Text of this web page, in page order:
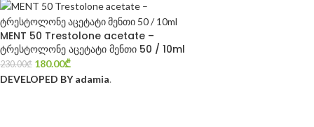
MENT 50 Trestolone acetate –
ტრესტოლონე აცეტატი მენთი 50 / 10ml
230.00₾ 180.00₾
DEVELOPED BY adamia.